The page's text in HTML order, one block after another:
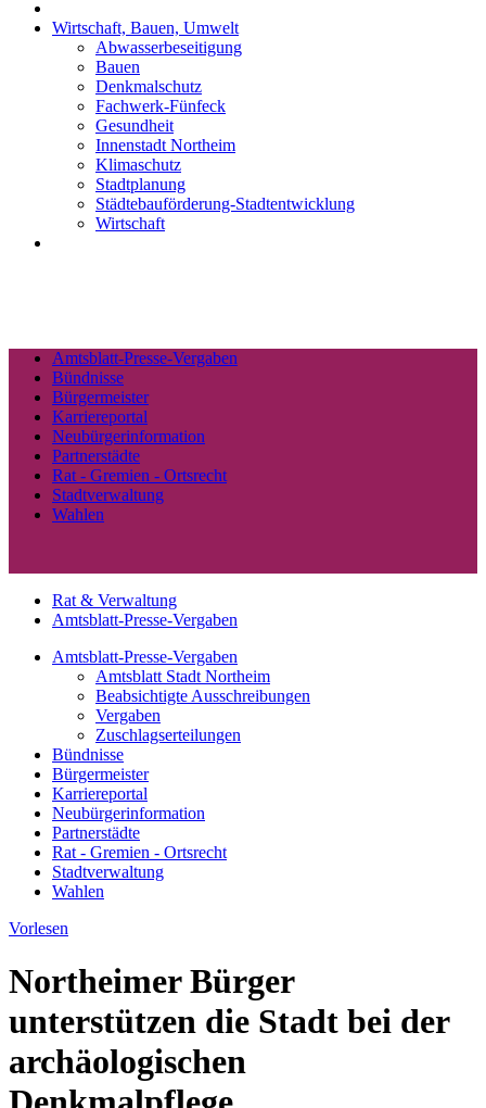
Wirtschaft, Bauen, Umwelt
Abwasserbeseitigung
Bauen
Denkmalschutz
Fachwerk-Fünfeck
Gesundheit
Innenstadt Northeim
Klimaschutz
Stadtplanung
Städtebauförderung-Stadtentwicklung
Wirtschaft
Amtsblatt-Presse-Vergaben
Bündnisse
Bürgermeister
Karriereportal
Neubürgerinformation
Partnerstädte
Rat - Gremien - Ortsrecht
Stadtverwaltung
Wahlen
Rat & Verwaltung
Amtsblatt-Presse-Vergaben
Amtsblatt-Presse-Vergaben
Amtsblatt Stadt Northeim
Beabsichtigte Ausschreibungen
Vergaben
Zuschlagserteilungen
Bündnisse
Bürgermeister
Karriereportal
Neubürgerinformation
Partnerstädte
Rat - Gremien - Ortsrecht
Stadtverwaltung
Wahlen
Vorlesen
Northeimer Bürger
unterstützen die Stadt bei der
archäologischen